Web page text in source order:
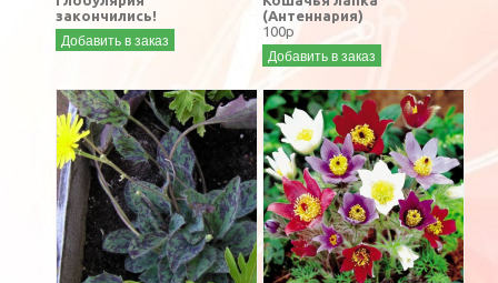
закончились!
Добавить в заказ
(Антеннария)
100р
Добавить в заказ